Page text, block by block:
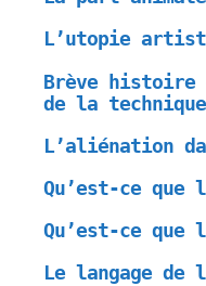
L’utopie
Brève histoire
de la technique
L’aliénation
Qu’est-ce que
Qu’est-ce
Le langage de